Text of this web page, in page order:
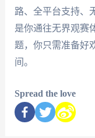
路、全平台支持、
是你通往无界观赛
题，你只需准备好
间。
Spread the love